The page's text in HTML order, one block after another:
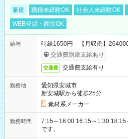
派遣 職種未経験OK 社会人未経験OK
WEB登録・面接OK
給与
時給1650円 【月収例】
交通費別途支給あり
交通費 交通費支給有り
勤務地
愛知県安城市
新安城駅から徒歩25分
素材系メーカー
勤務時間
7:15～16:00 16:15～1:30 18:15～3:30 ※表記のう
です。